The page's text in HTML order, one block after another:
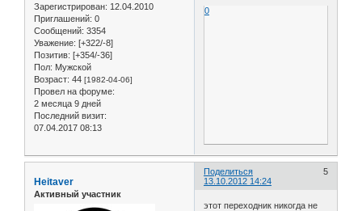
Зарегистрирован: 12.04.2010
Приглашений: 0
Сообщений: 3354
Уважение: [+322/-8]
Позитив: [+354/-36]
Пол: Мужской
Возраст: 44 [1982-04-06]
Провел на форуме:
2 месяца 9 дней
Последний визит:
07.04.2017 08:13
0
Поделиться
5
13.10.2012 14:24
Heitaver
Активный участник
этот переходник никогда не